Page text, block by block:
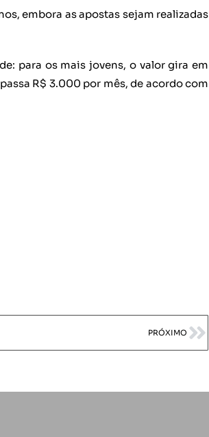
embora as apostas sejam realizadas
para os mais jovens, o valor gira em
R$ 3.000 por mês, de acordo com
PRÓXIMO